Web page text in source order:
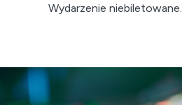
Wydarzenie niebiletowane.